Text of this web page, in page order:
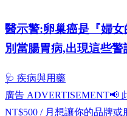
醫示警:卵巢癌是『婦
別當腸胃病,出現這些
🩺 疾病與用藥
廣告 ADVERTISEMENT📢
NT$500 / 月 想讓你的品牌或